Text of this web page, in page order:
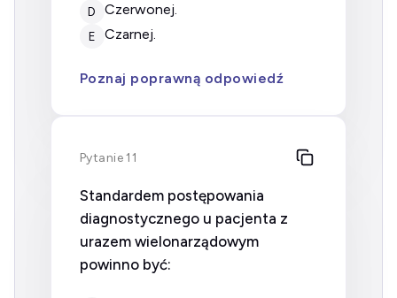
D czerwonej.
E czarnej.
Poznaj poprawną odpowiedź
Pytanie 11
Standardem postępowania
diagnostycznego u pacjenta z
urazem wielonarządowym
powinno być: